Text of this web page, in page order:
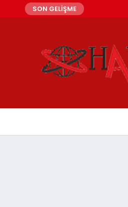
SON GELİŞME